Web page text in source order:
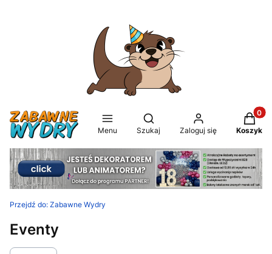
Menu
Otwórz wyszukiwarkę
Szukaj Zaloguj się Koszyk
Przejdź do: Zabawne Wydry
Eventy